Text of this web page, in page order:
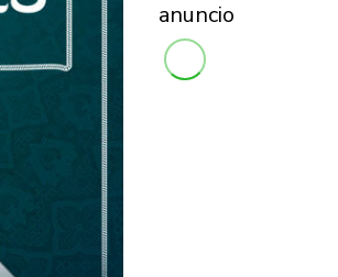
anuncio